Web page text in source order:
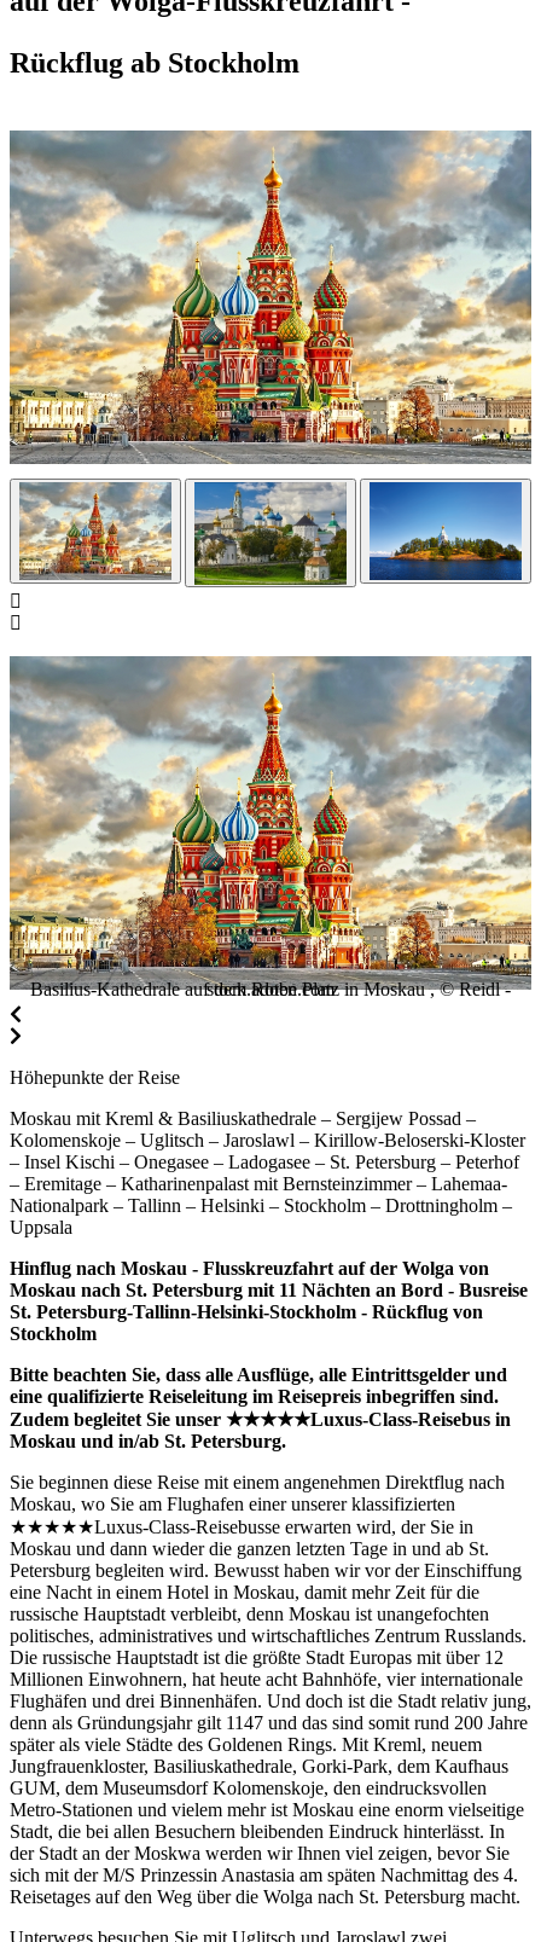
Rückflug ab Stockholm
Basilius-Kathedrale auf dem Roten Platz in Moskau , © Reidl - stock.adobe.com
Höhepunkte der Reise
Moskau mit Kreml & Basiliuskathedrale – Sergijew Possad –
Kolomenskoje – Uglitsch – Jaroslawl – Kirillow-Beloserski-Kloster
– Insel Kischi – Onegasee – Ladogasee – St. Petersburg – Peterhof
– Eremitage – Katharinenpalast mit Bernsteinzimmer – Lahemaa-
Nationalpark – Tallinn – Helsinki – Stockholm – Drottningholm –
Uppsala
Hinflug nach Moskau - Flusskreuzfahrt auf der Wolga von
Moskau nach St. Petersburg mit 11 Nächten an Bord - Busreise
St. Petersburg-Tallinn-Helsinki-Stockholm - Rückflug von
Stockholm
Bitte beachten Sie, dass alle Ausflüge, alle Eintrittsgelder und
eine qualifizierte Reiseleitung im Reisepreis inbegriffen sind.
Zudem begleitet Sie unser ★★★★★Luxus-Class-Reisebus in
Moskau und in/ab St. Petersburg.
Sie beginnen diese Reise mit einem angenehmen Direktflug nach
Moskau, wo Sie am Flughafen einer unserer klassifizierten
★★★★★Luxus-Class-Reisebusse erwarten wird, der Sie in
Moskau und dann wieder die ganzen letzten Tage in und ab St.
Petersburg begleiten wird. Bewusst haben wir vor der Einschiffung
eine Nacht in einem Hotel in Moskau, damit mehr Zeit für die
russische Hauptstadt verbleibt, denn Moskau ist unangefochten
politisches, administratives und wirtschaftliches Zentrum Russlands.
Die russische Hauptstadt ist die größte Stadt Europas mit über 12
Millionen Einwohnern, hat heute acht Bahnhöfe, vier internationale
Flughäfen und drei Binnenhäfen. Und doch ist die Stadt relativ jung,
denn als Gründungsjahr gilt 1147 und das sind somit rund 200 Jahre
später als viele Städte des Goldenen Rings. Mit Kreml, neuem
Jungfrauenkloster, Basiliuskathedrale, Gorki-Park, dem Kaufhaus
GUM, dem Museumsdorf Kolomenskoje, den eindrucksvollen
Metro-Stationen und vielem mehr ist Moskau eine enorm vielseitige
Stadt, die bei allen Besuchern bleibenden Eindruck hinterlässt. In
der Stadt an der Moskwa werden wir Ihnen viel zeigen, bevor Sie
sich mit der M/S Prinzessin Anastasia am späten Nachmittag des 4.
Reisetages auf den Weg über die Wolga nach St. Petersburg macht.